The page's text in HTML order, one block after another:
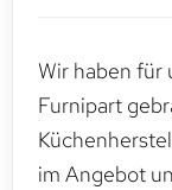
Wir haben für
Furnipart
im Angebot